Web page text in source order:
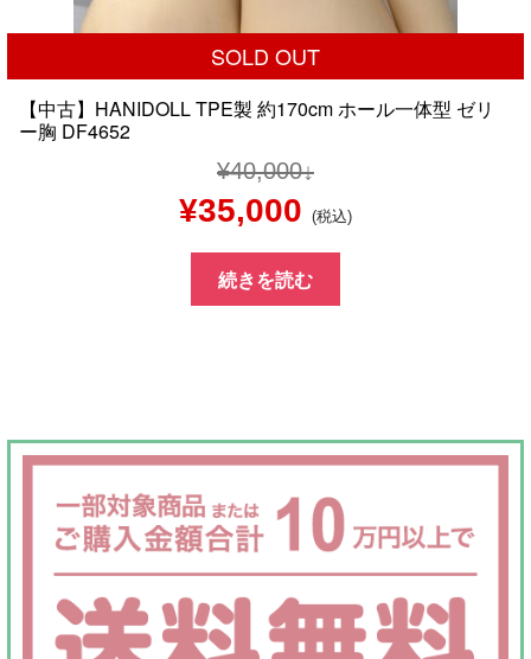
SOLD OUT
【中古】HANIDOLL TPE製 約170cm ホール一体型 ゼリ
ー胸 DF4652
¥40,000
元
の
価
¥40,000
で
し
た。
¥35,000 現
在
の
は
で
す。
(税込)
続きを読む